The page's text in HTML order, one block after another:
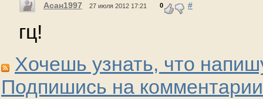
Асан1997 27 июля 2012 17:21 0 #
гц!
Хочешь узнать, что
Подпишись на